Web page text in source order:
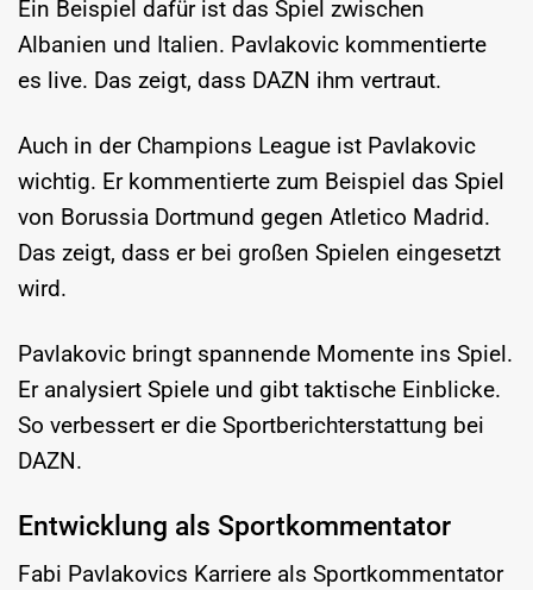
Ein Beispiel dafür ist das Spiel zwischen
Albanien und Italien. Pavlakovic kommentierte
es live. Das zeigt, dass DAZN ihm vertraut.
Auch in der Champions League ist Pavlakovic
wichtig. Er kommentierte zum Beispiel das Spiel
von Borussia Dortmund gegen Atletico Madrid.
Das zeigt, dass er bei großen Spielen eingesetzt
wird.
Pavlakovic bringt spannende Momente ins Spiel.
Er analysiert Spiele und gibt taktische Einblicke.
So verbessert er die Sportberichterstattung bei
DAZN.
Entwicklung als Sportkommentator
Fabi Pavlakovics Karriere als Sportkommentator